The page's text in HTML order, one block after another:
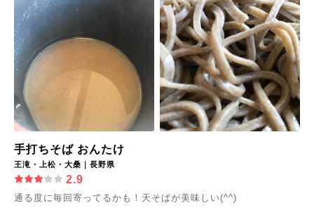
手打ちそば おんたけ
王滝・上松・大桑｜長野県
2.9
通る度に毎回寄ってるかも！天そばが美味しい(^^)